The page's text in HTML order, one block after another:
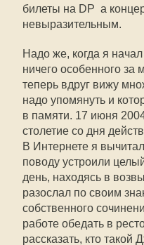
билеты на DP  а
невыразительным.
Надо же, когда я начал
ничего особенного за
теперь вдруг вижу
надо упомянуть и
в памяти. 17 июня
столетие со дня
В Интернете я
поводу устроили
день, находясь в
разослал по своим
собственного
работе обедать в
рассказать, кто такой